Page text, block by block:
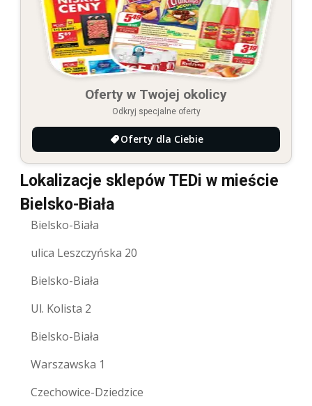
Oferty w Twojej okolicy
Odkryj specjalne oferty
Oferty dla Ciebie
Lokalizacje sklepów TEDi w mieście
Bielsko-Biała
Bielsko-Biała
ulica Leszczyńska 20
Bielsko-Biała
Ul. Kolista 2
Bielsko-Biała
Warszawska 1
Czechowice-Dziedzice